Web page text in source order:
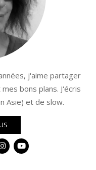
j'aime partager
bons plans. J'écris
Asie) et de slow.